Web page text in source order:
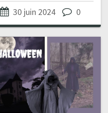
30 juin 2024 0